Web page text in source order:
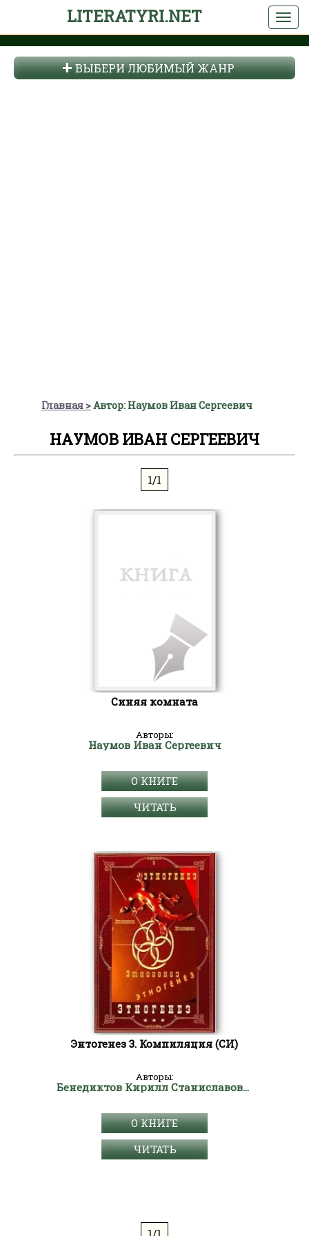
LITERATYRI.NET
ВЫБЕРИ ЛЮБИМЫЙ ЖАНР
Главная Автор: Наумов Иван Сергеевич
НАУМОВ ИВАН СЕРГЕЕВИЧ
1/1
Синяя комната
Авторы:
Наумов Иван Сергеевич
О КНИГЕ
ЧИТАТЬ
Энтогенез 3. Компиляция (СИ)
Авторы:
Бенедиктов Кирилл Станиславович
О КНИГЕ
ЧИТАТЬ